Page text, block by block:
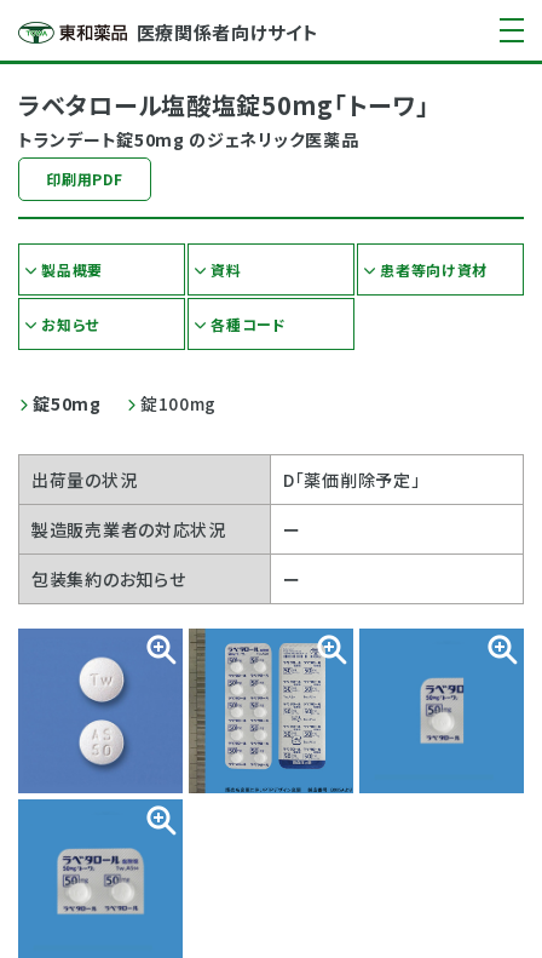
医療関係者向けサイト
ラベタロール塩酸塩錠50mg「トーワ」
トランデート錠50mg のジェネリック医薬品
印刷用PDF
製品概要 資料 患者等向け資材
お知らせ 各種コード
錠50mg 錠100mg
出荷量の状況 D「薬価削除予定」
製造販売業者の対応状況 ー
包装集約のお知らせ ー